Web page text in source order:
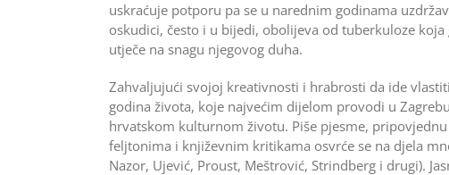
uskraćuje potporu pa se u narednim godinama
oskudici, često i u bijedi, obolijeva od tuberkuloze
utječe na snagu njegovog duha.
Zahvaljujući svojoj kreativnosti i hrabrosti da ide
godina života, koje najvećim dijelom provodi u
hrvatskom kulturnom životu. Piše pjesme,
feljtonima i književnim kritikama osvrće se na djela
Nazor, Ujević, Proust, Meštrović, Strindberg i drugi).